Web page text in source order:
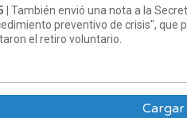
| También envió una nota a la
preventivo de crisis", que
el retiro voluntario.
Cargar